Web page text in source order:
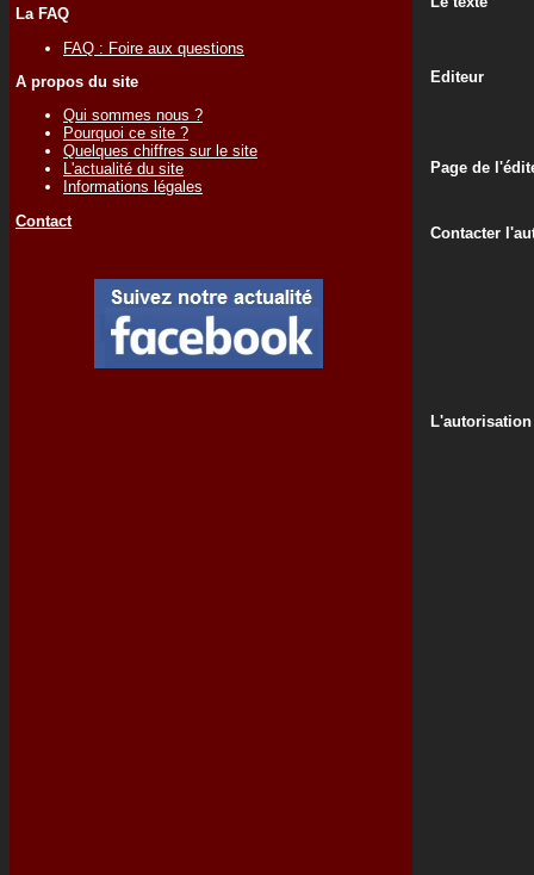
La FAQ
FAQ : Foire aux questions
A propos du site
Qui sommes nous ?
Pourquoi ce site ?
Quelques chiffres sur le site
L'actualité du site
Informations légales
Contact
Editeur
Page de
Contacter
L'autorisation